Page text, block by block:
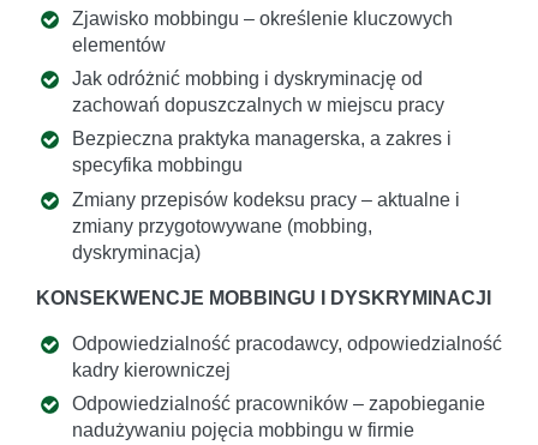
Zjawisko mobbingu – określenie kluczowych
elementów
Jak odróżnić mobbing i dyskryminację od
zachowań dopuszczalnych w miejscu pracy
Bezpieczna praktyka managerska, a zakres i
specyfika mobbingu
Zmiany przepisów kodeksu pracy – aktualne i
zmiany przygotowywane (mobbing,
dyskryminacja)
KONSEKWENCJE MOBBINGU I DYSKRYMINACJI
Odpowiedzialność pracodawcy, odpowiedzialność
kadry kierowniczej
Odpowiedzialność pracowników – zapobieganie
nadużywaniu pojęcia mobbingu w firmie